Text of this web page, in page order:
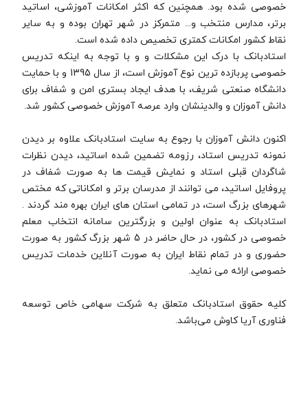
خصوصی شده بود. همچنین که اکثر امکانات آموزشی، اساتید
برتر، مدارس منتخب و... متمرکز در شهر تهران بوده و به سایر
نقاط کشور امکانات کمتری تخصیص داده شده است.
استادبانک با درک این مشکلات و و با توجه به اینکه تدریس
خصوصی پربازده ترین نوع آموزش است، از سال 1395 و با حمایت
دانشگاه صنعتی شریف، با هدف ایجاد بستری امن و شفاف برای
دانش آموزان و والدینشان وارد عرصه آموزش خصوصی کشور شد.
اکنون دانش آموزان با رجوع به سایت استادبانک علاوه بر دیدن
نمونه تدریس استاد، رزومه تضمین شده اساتید، دیدن نظرات
شاگردان قبلی استاد و نمایش قیمت ها به صورت شفاف در
پروفایل اساتید، می توانند از مدرسان برتر و امکاناتی که مختص
شهرهای بزرگ است، در تمامی استان های ایران بهره مند گردند .
استادبانک به عنوان اولین و بزرگترین سامانه انتخاب معلم
خصوصی در کشور، در حال حاضر در 5 شهر بزرگ کشور به صورت
حضوری و در تمام نقاط ایران به صورت آنلاین خدمات تدریس
خصوصی ارائه می نماید.
کلیه حقوق استادبانک متعلق به شرکت سهامی خاص توسعه
فناوری آریا کاوش می‌باشد.